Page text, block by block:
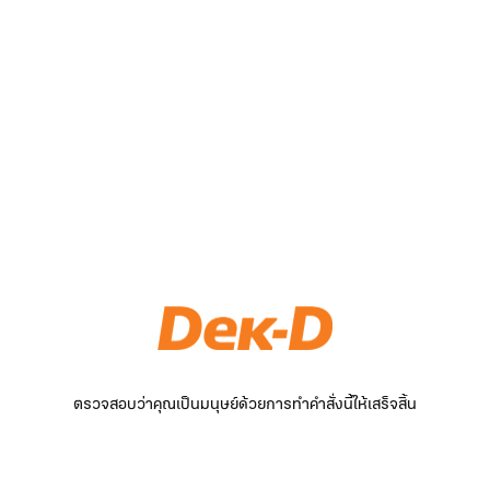
ตรวจสอบว่าคุณเป็นมนุษย์ด้วยการทำคำสั่งนี้ให้เสร็จสิ้น